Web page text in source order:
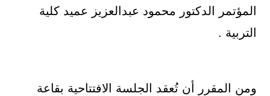
المؤتمر الدكتور محمود عبدالعزيز عميد كلية
التربية .
ومن المقرر أن تُعقد الجلسة الافتتاحية بقاعة